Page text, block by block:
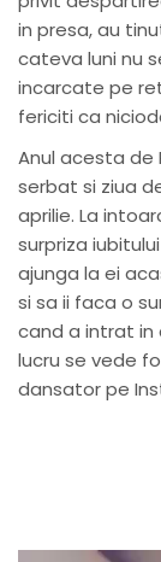
in presa, au
cateva luni nu
incarcate pe
fericiti ca
Anul acesta de
serbat si ziua
aprilie. La
surpriza
ajunga la ei
si sa ii faca o
cand a intrat in
lucru se vede
dansator pe